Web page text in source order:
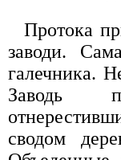
Протока
заводи.
галечника.
Заводь
сводом